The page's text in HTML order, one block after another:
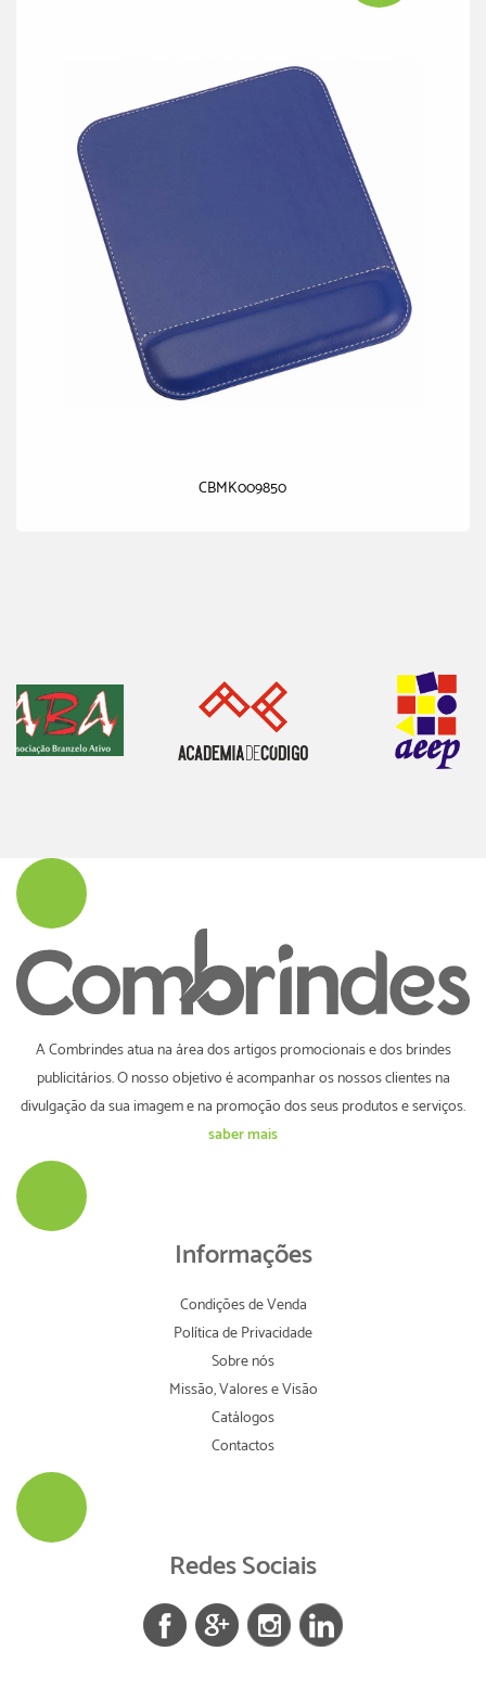
CBMK009850
A Combrindes atua na área dos artigos promocionais e dos brindes
publicitários. O nosso objetivo é acompanhar os nossos clientes na
divulgação da sua imagem e na promoção dos seus produtos e serviços.
saber mais
Informações
Condições de Venda
Política de Privacidade
Sobre nós
Missão, Valores e Visão
Catálogos
Contactos
Redes Sociais